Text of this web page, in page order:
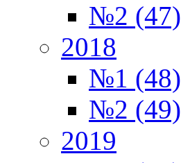
№2 (47)
2018
№1 (48)
№2 (49)
2019